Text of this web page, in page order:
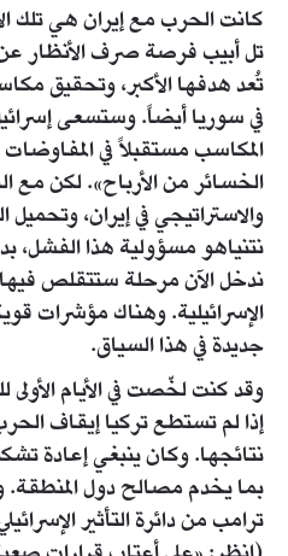
كانت الحرب مع إيران هي تلك
تل أبيب فرصة صرف الأنظار
تُعد هدفها الأكبر، وتحقيق
في سوريا أيضاً. وستسعى
المكاسب مستقبلاً في
الخسائر من الأرباح». لكن مع
والاستراتيجي في إيران، وتحميل
نتنياهو مسؤولية هذا الفشل،
ندخل الآن مرحلة ستتقلص
الإسرائيلية. وهناك مؤشرات
جديدة في هذا السياق.
وقد كنت لخّصت في الأيام
إذا لم تستطع تركيا إيقاف
نتائجها. وكان ينبغي إعادة
بما يخدم مصالح دول المنطقة.
ترامب من دائرة التأثير